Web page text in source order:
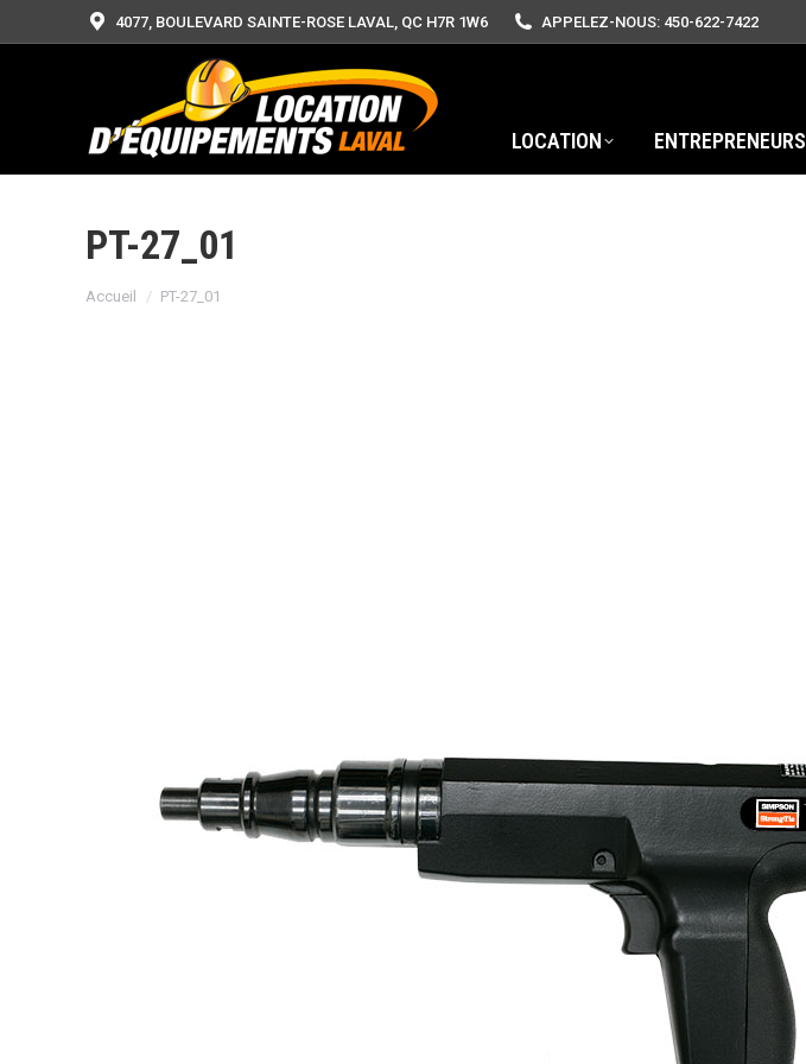
4077, BOULEVARD SAINTE-ROSE LAVAL, QC H7R 1W6 APPELEZ-NOUS: 450-622-7422
LOCATION ENTREPRENEURS
PT-27_01
Vous êtes ici :
Accueil PT-27_01